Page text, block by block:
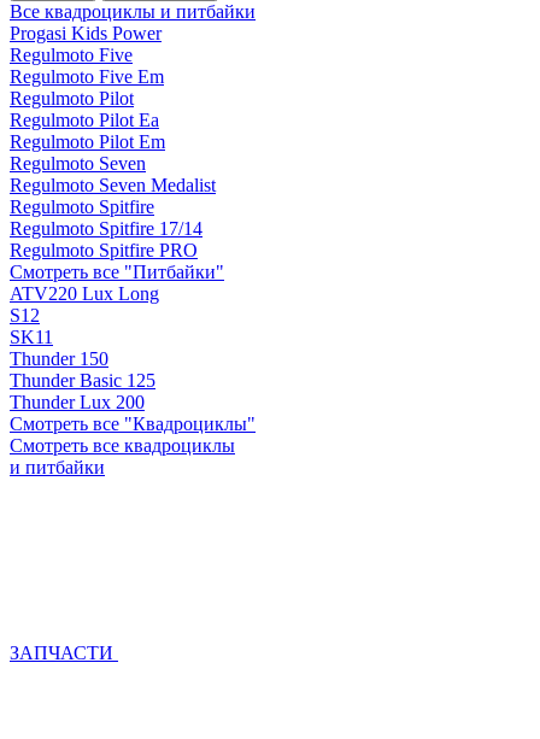
Все квадроциклы и питбайки
Progasi Kids Power
Regulmoto Five
Regulmoto Five Em
Regulmoto Pilot
Regulmoto Pilot Ea
Regulmoto Pilot Em
Regulmoto Seven
Regulmoto Seven Medalist
Regulmoto Spitfire
Regulmoto Spitfire 17/14
Regulmoto Spitfire PRO
Смотреть все "Питбайки"
ATV220 Lux Long
S12
SK11
Thunder 150
Thunder Basic 125
Thunder Lux 200
Смотреть все "Квадроциклы"
Смотреть все квадроциклы
и питбайки
ЗАПЧАСТИ